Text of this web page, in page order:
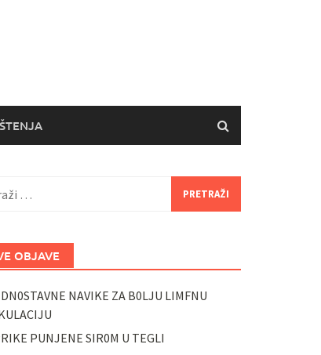
OBJAVE
NAVIKE ZA B0LJU LIMFNU
PUNJENE SIR0M U TEGLI